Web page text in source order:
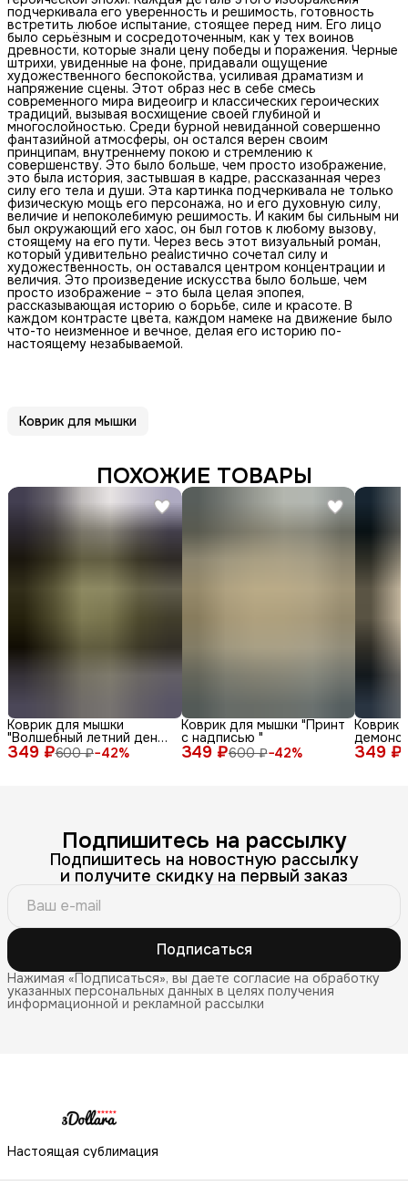
подчеркивала его уверенность и решимость, готовность
встретить любое испытание, стоящее перед ним. Его лицо
было серьёзным и сосредоточенным, как у тех воинов
древности, которые знали цену победы и поражения. Черные
штрихи, увиденные на фоне, придавали ощущение
художественного беспокойства, усиливая драматизм и
напряжение сцены. Этот образ нес в себе смесь
современного мира видеоигр и классических героических
традиций, вызывая восхищение своей глубиной и
многослойностью. Среди бурной невиданной совершенно
фантазийной атмосферы, он остался верен своим
принципам, внутреннему покою и стремлению к
совершенству. Это было больше, чем просто изображение,
это была история, застывшая в кадре, рассказанная через
силу его тела и души. Эта картинка подчеркивала не только
физическую мощь его персонажа, но и его духовную силу,
величие и непоколебимую решимость. И каким бы сильным ни
был окружающий его хаос, он был готов к любому вызову,
стоящему на его пути. Через весь этот визуальный роман,
который удивительно реаlистично сочетал силу и
художественность, он оставался центром концентрации и
величия. Это произведение искусства было больше, чем
просто изображение – это была целая эпопея,
рассказывающая историю о борьбе, силе и красоте. В
каждом контраcте цвета, каждом намеке на движение было
что-то неизменное и вечное, делая его историю по-
настоящему незабываемой.
Коврик для мышки
ПОХОЖИЕ ТОВАРЫ
349 ₽600 ₽−42%
Коврик для мышки
"Волшебный летний день
с енотом среди ромашек
и бабочек"
349 ₽600 ₽−42%
Коврик для мышки "Принт
с надписью "
349 ₽
Коврик
лица и
Подпишитесь на рассылку
Подпишитесь на новостную рассылку
и получите скидку на первый заказ
Подписаться
Нажимая «Подписаться», вы даете согласие на обработку
указанных персональных данных в целях получения
информационной и рекламной рассылки
Настоящая сублимация